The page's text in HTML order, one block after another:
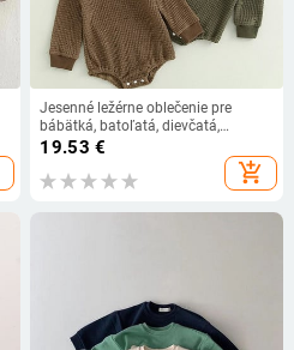
Jesenné ležérne oblečenie pre
bábätká, batoľatá, dievčatá,
jednofarebné, s dlhým rukávom,
okrúhlym výstrihom a ananásovým
vzorom, mikiny, overaly
19.53 €
add_shopping_cart